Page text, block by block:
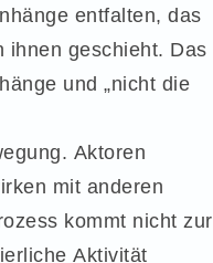
entfalten, das
ihnen geschieht. Das
und „nicht die
Aktoren
mit anderen
kommt nicht zur
Aktivität